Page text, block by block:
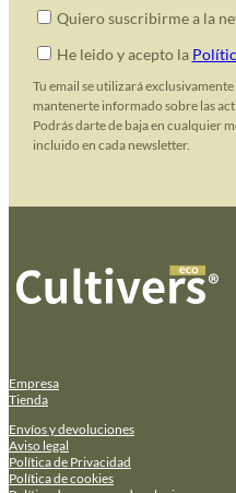
Quiero suscribirme a la
He leido y acepto la
Tu email se utilizará
mantenerte informado sobre las
Podrás darte de baja en cualquier
incluido en cada newsletter.
Empresa
Tienda
Envíos y devoluciones
Aviso legal
Política de Privacidad
Política de cookies